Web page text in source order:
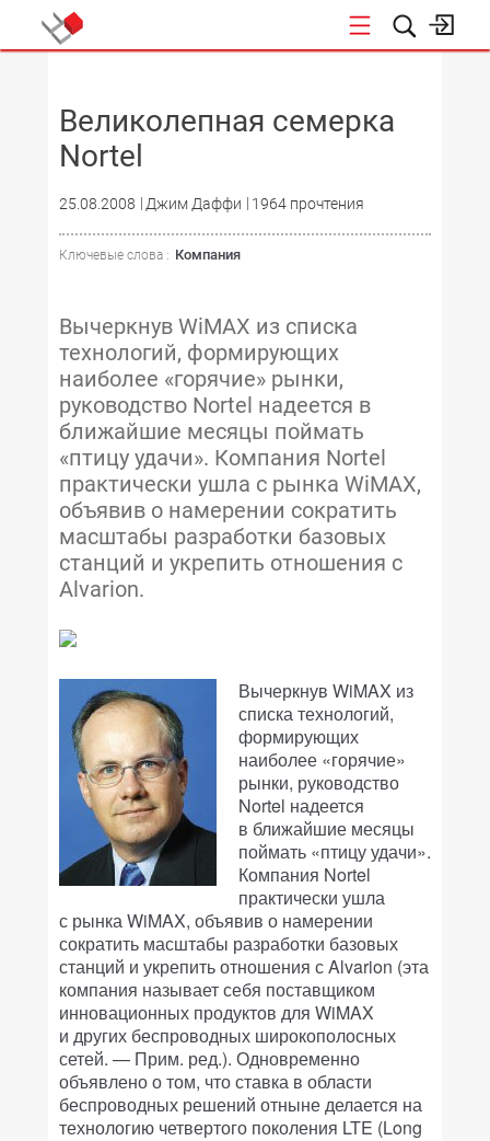
Великолепная семерка
Nortel
25.08.2008 Джим Даффи 1964 прочтения
Ключевые слова : Компания
Вычеркнув WiMAX из списка
технологий, формирующих
наиболее «горячие» рынки,
руководство Nortel надеется в
ближайшие месяцы поймать
«птицу удачи». Компания Nortel
практически ушла с рынка WiMAX,
объявив о намерении сократить
масштабы разработки базовых
станций и укрепить отношения с
Alvarion.
Вычеркнув WiMAX из
списка технологий,
формирующих
наиболее «горячие»
рынки, руководство
Nortel надеется
в ближайшие месяцы
поймать «птицу удачи».
Компания Nortel
практически ушла
с рынка WiMAX, объявив о намерении
сократить масштабы разработки базовых
станций и укрепить отношения с Alvarion (эта
компания называет себя поставщиком
инновационных продуктов для WiMAX
и других беспроводных широкополосных
сетей. — Прим. ред.). Одновременно
объявлено о том, что ставка в области
беспроводных решений отныне делается на
технологию четвертого поколения LTE (Long